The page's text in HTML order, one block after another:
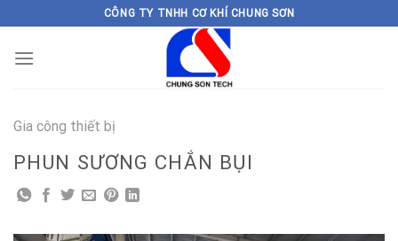
to
content
CÔNG TY TNHH CƠ KHÍ CHUNG SƠN
Gia công thiết bị
PHUN SƯƠNG CHẮN BỤI